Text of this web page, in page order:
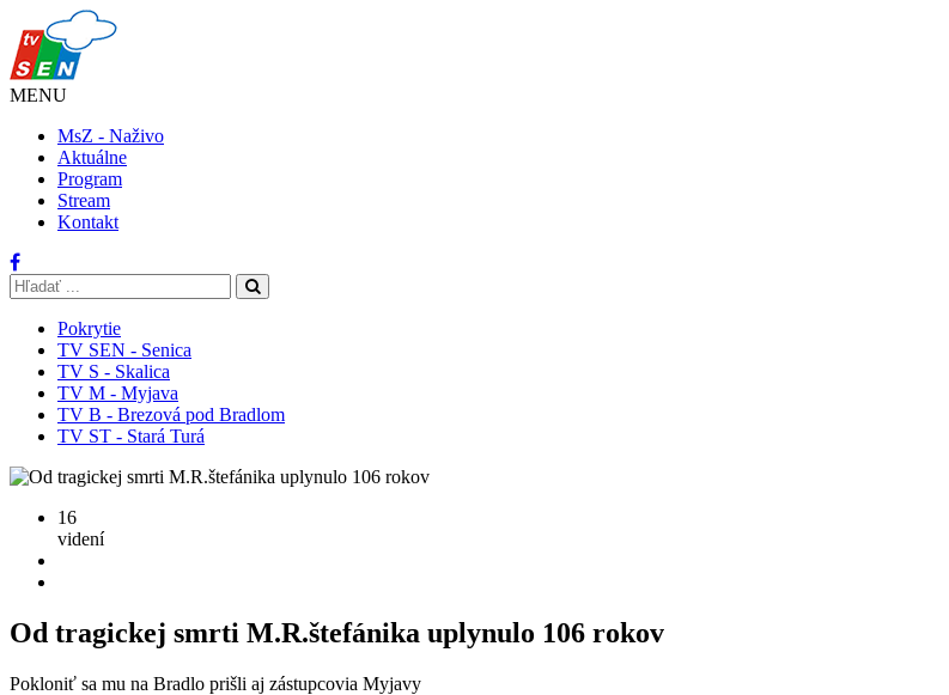
MENU
MsZ - Naživo
Aktuálne
Program
Stream
Kontakt
Pokrytie
TV SEN - Senica
TV S - Skalica
TV M - Myjava
TV B - Brezová pod Bradlom
TV ST - Stará Turá
16
videní
Od tragickej smrti M.R.štefánika uplynulo 106 rokov
Pokloniť sa mu na Bradlo prišli aj zástupcovia Myjavy